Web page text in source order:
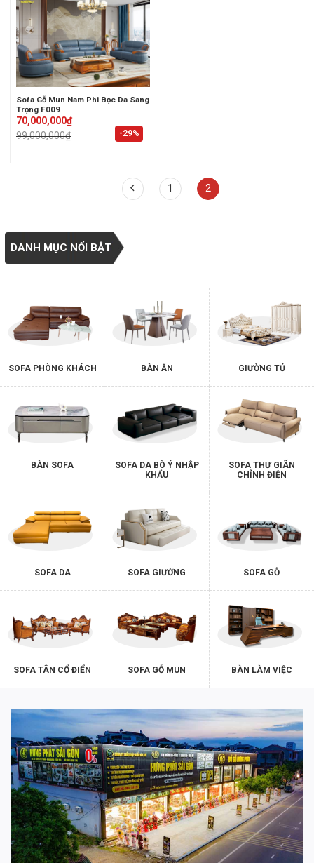
-29%
Sofa Gỗ Mun Nam Phi Bọc Da Sang
Trọng F009
99,000,000₫
Original
price
was:
70,000,000₫
Current
price
is:
1 2
DANH MỤC NỔI BẬT
SOFA PHÒNG KHÁCH BÀN ĂN GIƯỜNG TỦ
BÀN SOFA
SOFA DA BÒ Ý NHẬP
KHẨU
SOFA THƯ GIÃN
CHỈNH ĐIỆN
SOFA DA SOFA GIƯỜNG SOFA GỖ
SOFA TÂN CỔ ĐIỂN SOFA GỖ MUN BÀN LÀM VIỆC